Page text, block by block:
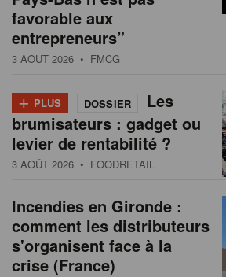
favorable aux
entrepreneurs”
3 AOÛT 2026 • FMCG
+ PLUS DOSSIER
Les
brumisateurs : gadget ou
levier de rentabilité ?
3 AOÛT 2026 • FOODRETAIL
Incendies en Gironde :
comment les distributeurs
s'organisent face à la
crise (France)